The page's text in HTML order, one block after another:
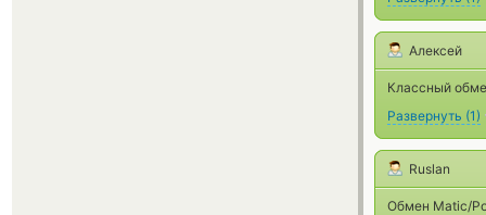
Алексей
Классный
Развернуть (1)
Ruslan
Обмен Matic/